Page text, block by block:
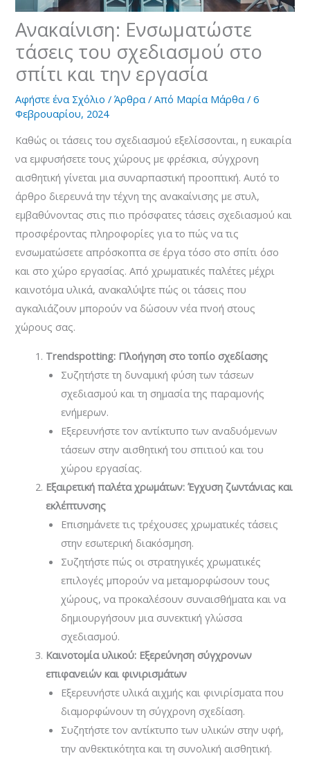
Ανακαίνιση: Ενσωματώστε
τάσεις του σχεδιασμού στο
σπίτι και την εργασία
Αφήστε ένα Σχόλιο /Άρθρα / Από Μαρία Μάρθα/6
Φεβρουαρίου, 2024
Καθώς οι τάσεις του σχεδιασμού εξελίσσονται, η ευκαιρία
να εμφυσήσετε τους χώρους με φρέσκια, σύγχρονη
αισθητική γίνεται μια συναρπαστική προοπτική. Αυτό το
άρθρο διερευνά την τέχνη της ανακαίνισης με στυλ,
εμβαθύνοντας στις πιο πρόσφατες τάσεις σχεδιασμού και
προσφέροντας πληροφορίες για το πώς να τις
ενσωματώσετε απρόσκοπτα σε έργα τόσο στο σπίτι όσο
και στο χώρο εργασίας. Από χρωματικές παλέτες μέχρι
καινοτόμα υλικά, ανακαλύψτε πώς οι τάσεις που
αγκαλιάζουν μπορούν να δώσουν νέα πνοή στους
χώρους σας.
Trendspotting: Πλοήγηση στο τοπίο σχεδίασης
Συζητήστε τη δυναμική φύση των τάσεων
σχεδιασμού και τη σημασία της παραμονής
ενήμερων.
Εξερευνήστε τον αντίκτυπο των αναδυόμενων
τάσεων στην αισθητική του σπιτιού και του
χώρου εργασίας.
Εξαιρετική παλέτα χρωμάτων: Έγχυση ζωντάνιας και
εκλέπτυνσης
Επισημάνετε τις τρέχουσες χρωματικές τάσεις
στην εσωτερική διακόσμηση.
Συζητήστε πώς οι στρατηγικές χρωματικές
επιλογές μπορούν να μεταμορφώσουν τους
χώρους, να προκαλέσουν συναισθήματα και να
δημιουργήσουν μια συνεκτική γλώσσα
σχεδιασμού.
Καινοτομία υλικού: Εξερεύνηση σύγχρονων
επιφανειών και φινιρισμάτων
Εξερευνήστε υλικά αιχμής και φινιρίσματα που
διαμορφώνουν τη σύγχρονη σχεδίαση.
Συζητήστε τον αντίκτυπο των υλικών στην υφή,
την ανθεκτικότητα και τη συνολική αισθητική.